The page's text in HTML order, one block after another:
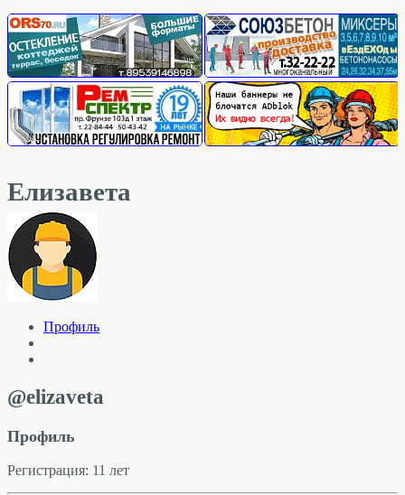
Елизавета
Профиль
@elizaveta
Профиль
Регистрация: 11 лет